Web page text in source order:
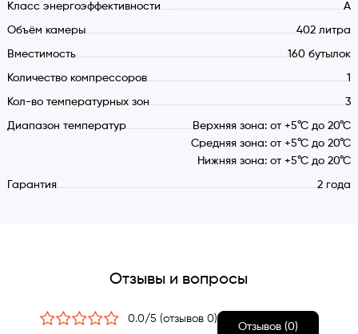
Электрика 220-240 В/50-60 Гц.
Класс энергоэффективности: А.
Компрессорный тип охлаждения.
Объем камеры: 402 литра.
Вместимость: 160 стандартных бутылок типа бордо.
Количество температурных зон: 3.
Температурные режимы: от +5°С до 20°С.
Специальная обработка стекла фасада,
Класс энергоэффективности А
Объём камеры 402 литра
Вместимость 160 бутылок
Количество компрессоров 1
Кол-во температурных зон 3
Диапазон температур
Верхняя зона: от +5°С до 20°С
Средняя зона: от +5°С до 20°С
Нижняя зона: от +5°С до 20°С
Гарантия 2 года
Отзывы и вопросы
0.0/5 (отзывов 0)
Отзывов (0)